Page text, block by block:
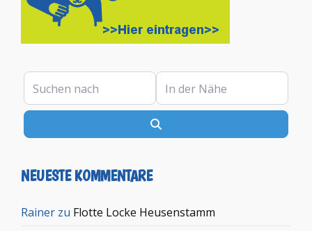
Suchen nach In der Nähe
NEUESTE KOMMENTARE
Rainer zu Flotte Locke Heusenstamm